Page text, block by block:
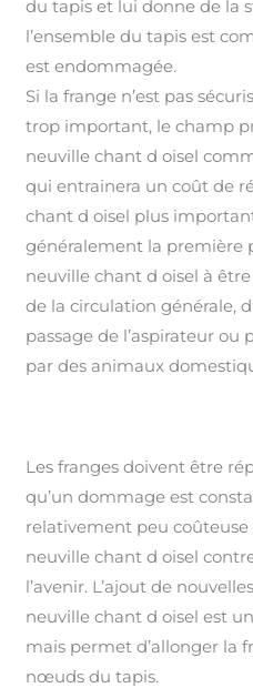
du tapis et lui donne de la
l’ensemble du tapis est
est endommagée.
Si la frange n’est pas
trop important, le champ
neuville chant d oisel
qui entrainera un coût de
chant d oisel plus
généralement la première
neuville chant d oisel à
de la circulation générale,
passage de l’aspirateur ou
par des animaux
Les franges doivent être
qu’un dommage est
relativement peu
neuville chant d oisel
l’avenir. L’ajout de
neuville chant d oisel est
mais permet d’allonger la
nœuds du tapis.